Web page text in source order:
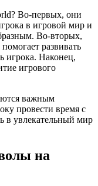
Во-первых, они
в игровой мир и
Во-вторых,
развивать
игрока. Наконец,
игрового
важным
провести время с
в увлекательный мир
на